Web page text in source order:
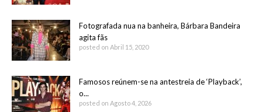
Fotografada nua na banheira, Bárbara Bandeira
agita fãs
posted on Abril 15, 2020
Famosos reúnem-se na antestreia de ‘Playback’,
o...
posted on Agosto 4, 2026